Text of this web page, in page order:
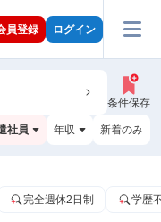
員登録 ログイン
条件保存
社員 年収 新着のみ
完全週休2日制 学歴